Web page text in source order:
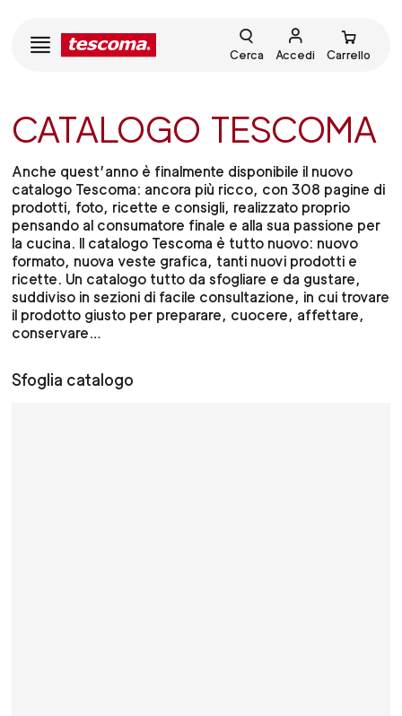
Cerca Accedi Carrello
CATALOGO TESCOMA
Anche quest’anno è finalmente disponibile il nuovo
catalogo Tescoma: ancora più ricco, con 308 pagine di
prodotti, foto, ricette e consigli, realizzato proprio
pensando al consumatore finale e alla sua passione per
la cucina. Il catalogo Tescoma è tutto nuovo: nuovo
formato, nuova veste grafica, tanti nuovi prodotti e
ricette. Un catalogo tutto da sfogliare e da gustare,
suddiviso in sezioni di facile consultazione, in cui trovare
il prodotto giusto per preparare, cuocere, affettare,
conservare…
Sfoglia catalogo